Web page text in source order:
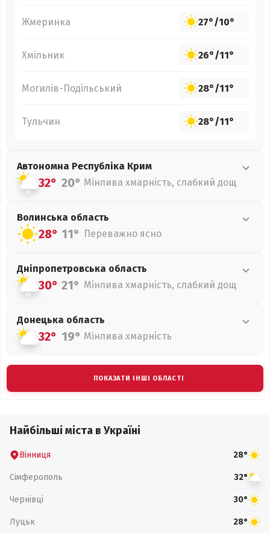
Жмеринка 27°/10°
Хмільник 26°/11°
Могилів-Подільський 28°/11°
Тульчин 28°/11°
Автономна Республіка Крим
32° 20° Мінлива хмарність, слабкий дощ
Волинська область
28° 11° Переважно ясно
Дніпропетровська область
30° 21° Мінлива хмарність, слабкий дощ
Донецька область
32° 19° Мінлива хмарність
ПОКАЗАТИ ІНШІ ОБЛАСТІ
Найбільші міста в Україні
Вінниця 28°
Сімферополь 32°
Чернівці 30°
Луцьк 28°